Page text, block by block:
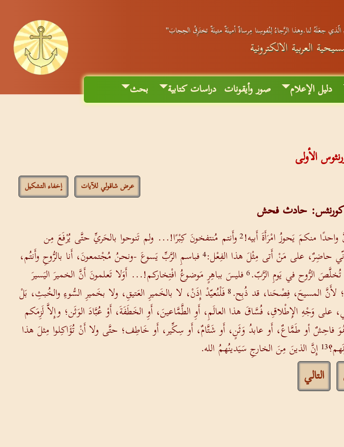
جعَلَهُ لنا.وهذا الرَّجاءُ لِنُفوسِنا مِرساةٌ أمينَةٌ متينَةٌ تختَرِقُ الحِجابَ"
العربية الالكترونية
دليل الإعلام صور وأيقونات دراسات كتابية بحث
الأولى
عرض شاقولي للآيات إخفاء التشكيل
كورنثس: حادث فحش
منكمَ يَحوزُ امْرَأَةَ أَبيه!2وأَنتم مُنتفخونَ كِبْرًا!... ولم تَنوحوا بالحَريِّ حتَّى يُرْفَعَ مِن
حاضِرٌ، على مَنْ أَتى مِثْلَ هذا الفِعْل:4 فباسمِ الرَّبِّ يَسوعَ -ونحنُ مُجْتمعونَ، أَنا بالرُّوحِ وأَنتُم،
الرُّوح في يَومِ الرَّبّ.6فليسَ بباهِرٍ مَوضوعُ افْتِخاركم!... أَوَلا تَعلمونَ أَنَّ الخميرَ اليَسيرَ
لأَنَّ المسيحَ، فِصْحَنا، قد ذُبِح.8فَلْنُعيّدْ إِذَنْ، لا بالخَميرِ العَتيقِ، ولا بخَميرِ السُّوءِ والخُبثِ، بَلْ
على وَجْهِ الإِطْلاقِ، فُسَّاقَ هذا العالَمِ، أَوِ الطَّمَّاعينَ، أَوِ الخَطَفَةَ، أَوْ عُبَّادَ الوَثَن؛ وإِلاَّ لَزِمَكم
أو طَمَّاعٌ، أَو عابدُ وَثَنٍ، أَو شَتَّامٌ، أَو سِكِّير، أَو خَاطِف؛ حتَّى ولا أَنْ تُؤَاكِلوا مِثلَ هذا
13 إِنَّ الذينَ مِنَ الخارجِ سَيَدينُهمُ الله.
التالي